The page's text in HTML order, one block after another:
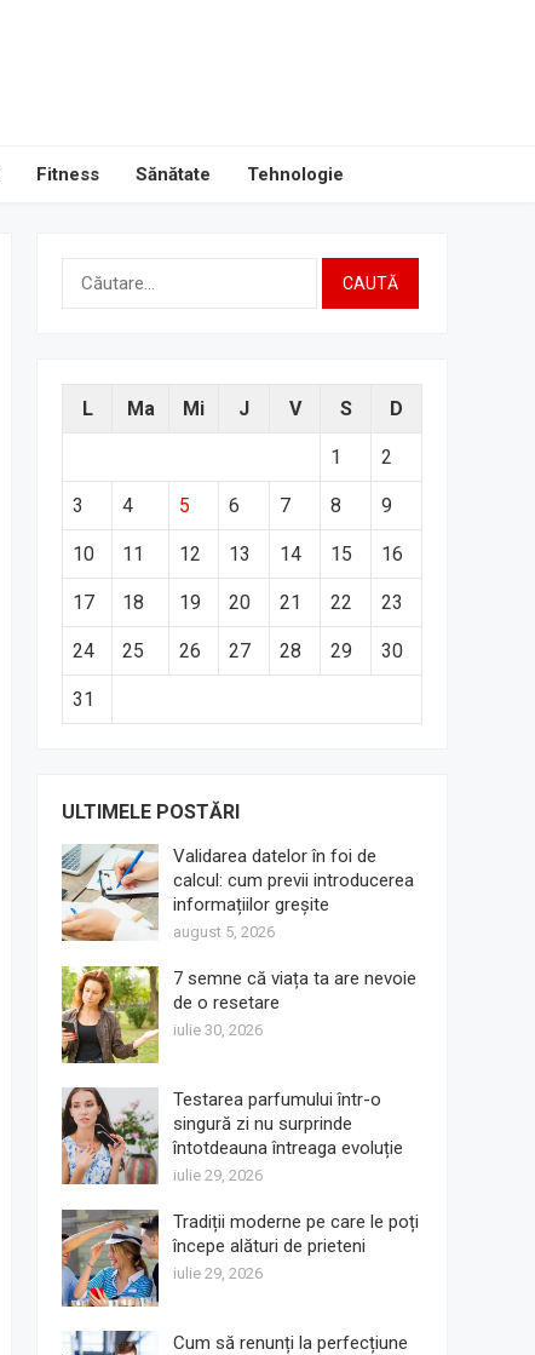
Fitness Sănătate Tehnologie
Caută
L Ma Mi J V S D
1 2
3 4 5 6 7 8 9
10 11 12 13 14 15 16
17 18 19 20 21 22 23
24 25 26 27 28 29 30
31
ULTIMELE POSTĂRI
Validarea datelor în foi de
calcul: cum previi introducerea
informațiilor greșite
august 5, 2026
7 semne că viața ta are nevoie
de o resetare
iulie 30, 2026
Testarea parfumului într-o
singură zi nu surprinde
întotdeauna întreaga evoluție
iulie 29, 2026
Tradiții moderne pe care le poți
începe alături de prieteni
iulie 29, 2026
Cum să renunți la perfecțiune